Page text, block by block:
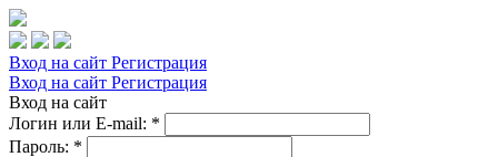
Вход на сайт Регистрация
Вход на сайт Регистрация
Вход на сайт
Логин или E-mail: *
Пароль: *